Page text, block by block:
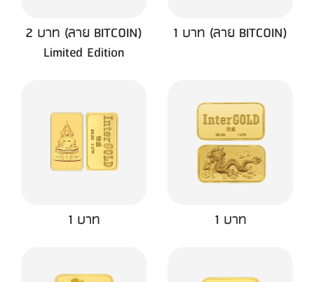
2 บาท (ลาย BITCOIN)
Limited Edition
1 บาท (ลาย BITCOIN)
1 บาท 1 บาท